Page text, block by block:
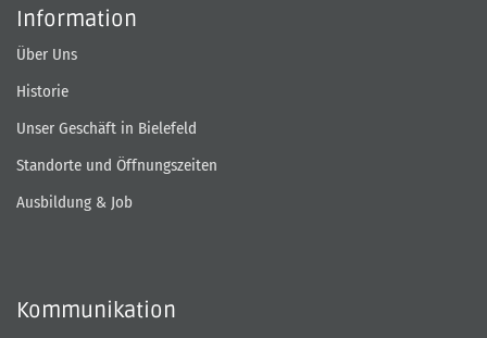
Information
Über Uns
Historie
Unser Geschäft in Bielefeld
Standorte und Öffnungszeiten
Ausbildung & Job
Kommunikation